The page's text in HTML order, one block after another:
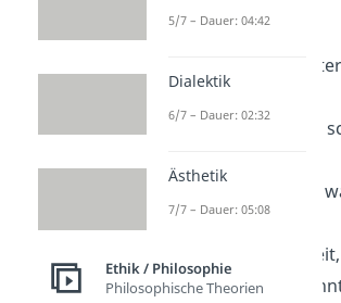
allein entwickelt.
Was hat dich in
Welche
,
passiert ist?
Gibt es eine
sofortmeistern
5/7 – Dauer: 04:42
Dialektik
6/7 – Dauer: 02:32
Ästhetik
7/7 – Dauer: 05:08
Ethik / Philosophie
Philosophische Theorien